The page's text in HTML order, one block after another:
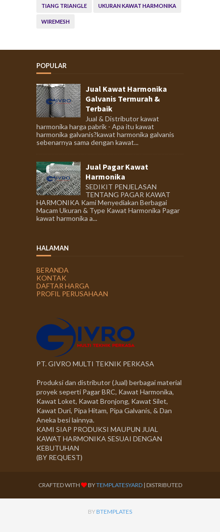
TIANG TRIANGLE UKURAN KAWAT HARMONIKA
WIREMESH
POPULAR
Jual Kawat Harmonika
Galvanis Termurah &
Terbaik
Jual & Distributor kawat
harmonika harga pabrik - Apa itu kawat
harmonika galvanis?kawat harmonika galvanis
sebenarnya sama dengan kawat...
Jual Pagar Kawat
Harmonika
SEDIKIT PENJELASAN
TENTANG PAGAR KAWAT
HARMONIKA Kami Menyediakan Berbagai
Macam Ukuran & Type Kawat Harmonika Pagar
kawat harmonika a...
HALAMAN
BERANDA
KONTAK
DAFTAR HARGA
PROFIL PERUSAHAAN
PT. GIVRO MULTI TEKNIK PERKASA
Produksi dan distributor (Jual) berbagai material
proyek seperti Pagar BRC, Kawat Harmonika,
Kawat Loket, Kawat Bronjong, Kawat Silet,
Kawat Duri, Pipa Hitam, Pipa Galvanis, & Dan
Aneka besi lainnya.
KAMI SIAP PRODUKSI MAUPUN JUAL
KAWAT HARMONIKA SESUAI DENGAN
KEBUTUHAN
(BY REQUEST)
CRAFTED WITH BYTEMPLATESYARD| DISTRIBUTED
BY BTEMPLATES